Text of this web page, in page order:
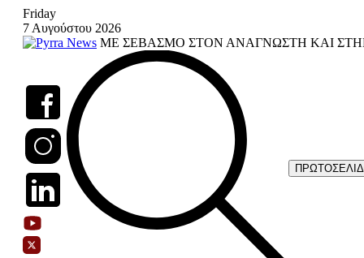
Skip
content
Friday
7 Αυγούστου 2026
ΜΕ ΣΕΒΑΣΜΟ ΣΤΟΝ ΑΝΑΓΝΩΣΤΗ ΚΑΙ